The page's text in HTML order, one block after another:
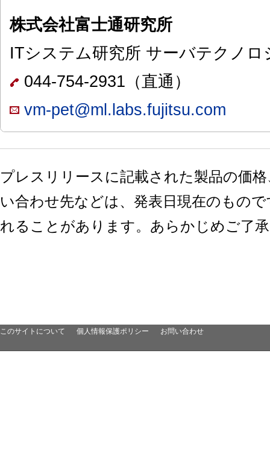
株式会社富士通研究所
ITシステム研究所 サーバテクノロ
044-754-2931（直通）
vm-pet@ml.labs.fujitsu.com
プレスリリースに記載された製品の価
い合わせ先などは、発表日現在のもの
れることがあります。あらかじめご了
このサイトについて 個人情報保護ポリシー お問い合わせ